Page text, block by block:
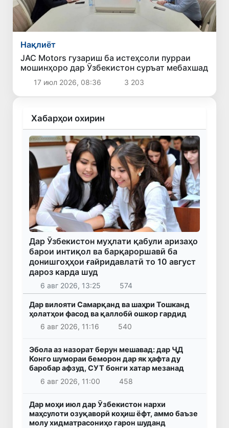
Нақлиёт
JAC Motors гузариш ба истеҳсоли пурраи
мошинҳоро дар Ӯзбекистон суръат мебахшад
17 июл 2026, 08:36 3 203
Хабарҳои охирин
Дар Ӯзбекистон муҳлати қабули аризаҳо
барои интиқол ва барқароршавӣ ба
донишгоҳҳои ғайридавлатӣ то 10 август
дароз карда шуд
6 авг 2026, 13:25 574
Дар вилояти Самарқанд ва шаҳри Тошканд
ҳолатҳои фасод ва қаллобӣ ошкор гардид
6 авг 2026, 11:16
540
Эбола аз назорат берун мешавад: дар ҶД
Конго шумораи беморон дар як ҳафта ду
баробар афзуд, СУТ бонги хатар мезанад
6 авг 2026, 11:00
458
Дар моҳи июл дар Ӯзбекистон нархи
маҳсулоти озуқаворӣ коҳиш ёфт, аммо баъзе
молу хидматрасониҳо гарон шуданд